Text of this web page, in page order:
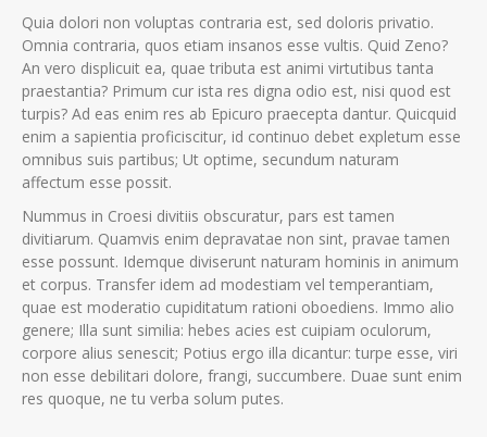
Quia dolori non voluptas contraria est, sed doloris privatio.
Omnia contraria, quos etiam insanos esse vultis. Quid Zeno?
An vero displicuit ea, quae tributa est animi virtutibus tanta
praestantia? Primum cur ista res digna odio est, nisi quod est
turpis? Ad eas enim res ab Epicuro praecepta dantur. Quicquid
enim a sapientia proficiscitur, id continuo debet expletum esse
omnibus suis partibus; Ut optime, secundum naturam
affectum esse possit.
Nummus in Croesi divitiis obscuratur, pars est tamen
divitiarum. Quamvis enim depravatae non sint, pravae tamen
esse possunt. Idemque diviserunt naturam hominis in animum
et corpus. Transfer idem ad modestiam vel temperantiam,
quae est moderatio cupiditatum rationi oboediens. Immo alio
genere; Illa sunt similia: hebes acies est cuipiam oculorum,
corpore alius senescit; Potius ergo illa dicantur: turpe esse, viri
non esse debilitari dolore, frangi, succumbere. Duae sunt enim
res quoque, ne tu verba solum putes.